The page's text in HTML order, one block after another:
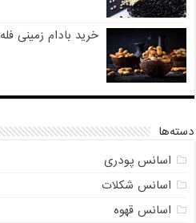
خرید بادام زمینی فله
دسته‌ها
اسانس پودری
اسانس شکلات
اسانس قهوه